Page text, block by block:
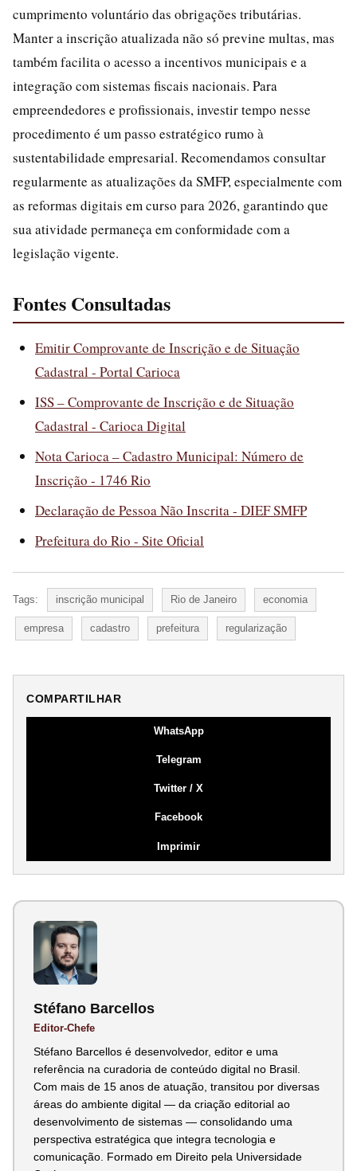
cumprimento voluntário das obrigações tributárias.
Manter a inscrição atualizada não só previne multas, mas
também facilita o acesso a incentivos municipais e a
integração com sistemas fiscais nacionais. Para
empreendedores e profissionais, investir tempo nesse
procedimento é um passo estratégico rumo à
sustentabilidade empresarial. Recomendamos consultar
regularmente as atualizações da SMFP, especialmente com
as reformas digitais em curso para 2026, garantindo que
sua atividade permaneça em conformidade com a
legislação vigente.
Fontes Consultadas
Emitir Comprovante de Inscrição e de Situação
Cadastral - Portal Carioca
ISS – Comprovante de Inscrição e de Situação
Cadastral - Carioca Digital
Nota Carioca – Cadastro Municipal: Número de
Inscrição - 1746 Rio
Declaração de Pessoa Não Inscrita - DIEF SMFP
Prefeitura do Rio - Site Oficial
Tags: inscrição municipal Rio de Janeiro economia
empresa cadastro prefeitura regularização
COMPARTILHAR
WhatsApp
Telegram
Twitter / X
Facebook
Imprimir
Stéfano Barcellos
Editor-Chefe
Stéfano Barcellos é desenvolvedor, editor e uma
referência na curadoria de conteúdo digital no Brasil.
Com mais de 15 anos de atuação, transitou por diversas
áreas do ambiente digital — da criação editorial ao
desenvolvimento de sistemas — consolidando uma
perspectiva estratégica que integra tecnologia e
comunicação. Formado em Direito pela Universidade